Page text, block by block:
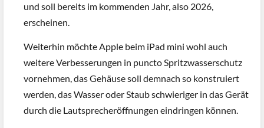
und soll bereits im kommenden Jahr, also 2026,
erscheinen.
Weiterhin möchte Apple beim iPad mini wohl auch
weitere Verbesserungen in puncto Spritzwasserschutz
vornehmen, das Gehäuse soll demnach so konstruiert
werden, das Wasser oder Staub schwieriger in das Gerät
durch die Lautsprecheröffnungen eindringen können.